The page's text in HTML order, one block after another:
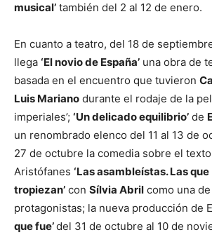
musical’ también del 2 al 12 de enero.
En cuanto a teatro, del 18 de
llega ‘El novio de España’ una obra de
basada en el encuentro que tuvieron
Luis Mariano durante el rodaje de la
imperiales’; ‘Un delicado equilibrio’ de
un renombrado elenco del 11 al 13 de
27 de octubre la comedia sobre el
Aristófanes ‘Las asambleístas. Las que
tropiezan’ con Sílvia Abril como una
protagonistas; la nueva producción de
que fue’del 31 de octubre al 10 de